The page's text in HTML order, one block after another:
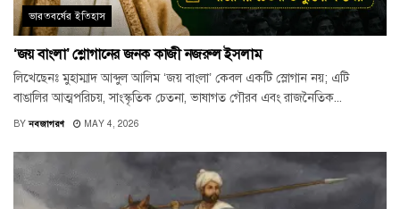
ভারতবর্ষের ইতিহাস
‘জয় বাংলা’ শ্লোগানের জনক কাজী নজরুল ইসলাম
লিখেছেনঃ মুহাম্মাদ আব্দুল আলিম ‘জয় বাংলা’ কেবল একটি স্লোগান নয়; এটি
বাঙালির আত্মপরিচয়, সাংস্কৃতিক চেতনা, ভাষাগত গৌরব এবং রাজনৈতিক...
BY নবজাগরণ MAY 4, 2026